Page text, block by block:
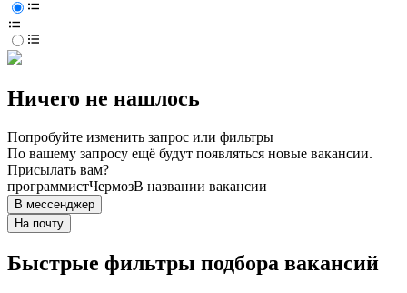
Ничего не нашлось
Попробуйте изменить запрос или фильтры
По вашему запросу ещё будут появляться новые вакансии.
Присылать вам?
программистЧермозВ названии вакансии
В мессенджер
На почту
Быстрые фильтры подбора вакансий